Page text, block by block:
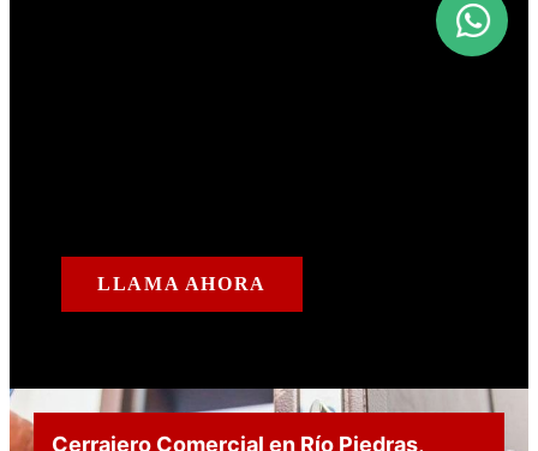
LLAMA AHORA
Cerrajero Comercial en Río Piedras,